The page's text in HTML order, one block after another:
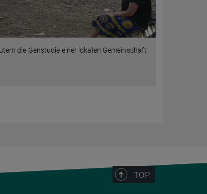
die Genstudie einer lokalen Gemeinschaft
TOP